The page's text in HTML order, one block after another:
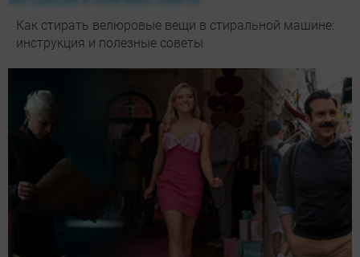
Как стирать велюровые вещи в стиральной машине:
инструкция и полезные советы